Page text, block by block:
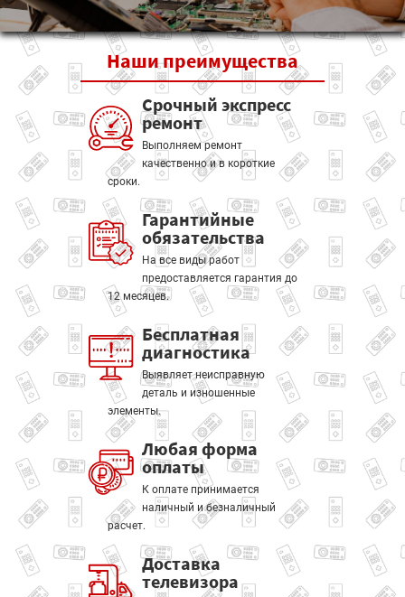
Нашипреимущества
Срочный экспресс
ремонт
Выполняем ремонт
качественно и в короткие
сроки.
Гарантийные
обязательства
На все виды работ
предоставляется гарантия до
12 месяцев.
Бесплатная
диагностика
Выявляет неисправную
деталь и изношенные
элементы.
Любая форма
оплаты
К оплате принимается
наличный и безналичный
расчет.
Доставка
телевизора